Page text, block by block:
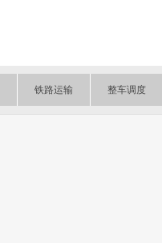
铁路运输 整车调度